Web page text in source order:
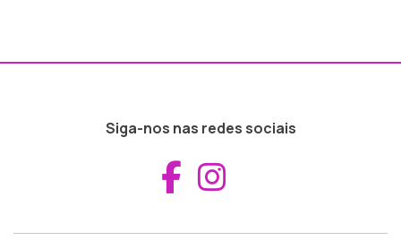
Siga-nos nas redes sociais
Aceder ao